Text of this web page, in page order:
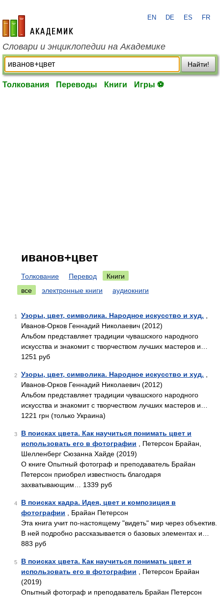
academic.ru
EN DE ES FR
Словари и энциклопедии на Академике
Найти!
Толкования Переводы Книги Игры ⚽
иванов+цвет
Толкование Перевод
Книги
все
электронные книги аудиокниги
1 Узоры, цвет, символика. Народное искусство и худ.
Иванов-Орков Геннадий Николаевич (2012)
Альбом представляет традиции чувашского народного
искусства и знакомит с творчеством лучших мастеров и…
1251 руб
2 Узоры, цвет, символика. Народное искусство и худ.
Иванов-Орков Геннадий Николаевич (2012)
Альбом представляет традиции чувашского народного
искусства и знакомит с творчеством лучших мастеров и…
1221 грн (только Украина)
3
В поисках цвета. Как научиться понимать цвет и
использовать его в фотографии , Петерсон Брайан,
Шелленберг Сюзанна Хайде (2019)
О книге Опытный фотограф и преподаватель Брайан
Петерсон приобрел известность благодаря
захватывающим… 1339 руб
4
В поисках кадра. Идея, цвет и композиция в
фотографии , Брайан Петерсон
Эта книга учит по-настоящему "видеть" мир через объектив.
В ней подробно рассказывается о базовых элементах и…
883 руб
5
В поисках цвета. Как научиться понимать цвет и
использовать его в фотографии , Петерсон Брайан
(2019)
Опытный фотограф и преподаватель Брайан Петерсон